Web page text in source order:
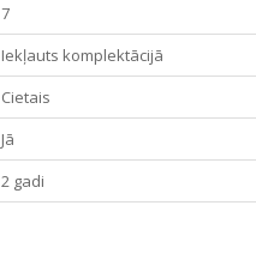
7
Iekļauts komplektācijā
Cietais
Jā
2 gadi